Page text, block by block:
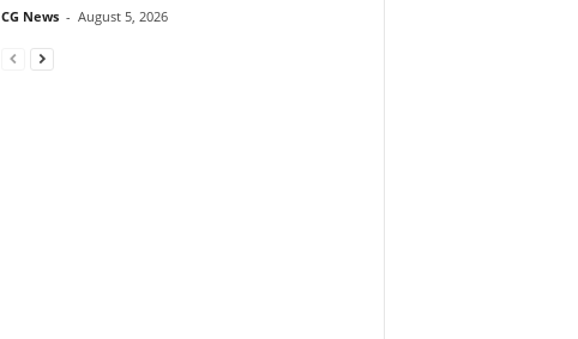
CG News - August 5, 2026